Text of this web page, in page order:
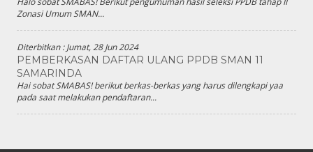
Zonasi Umum SMAN...
Diterbitkan :Jumat, 28 Jun 2024
PEMBERKASAN DAFTAR ULANG PPDB SMAN 11
SAMARINDA
Hai sobat SMABAS! berikut berkas-berkas yang harus dilengkapi yaa
pada saat melakukan pendaftaran...